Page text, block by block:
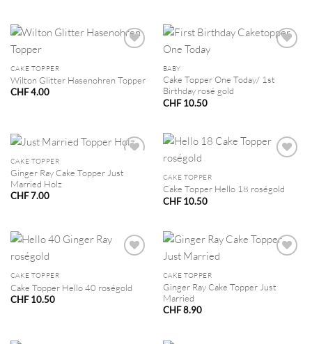
CAKE TOPPER
Wilton Glitter Hasenohren Topper
CHF4.00
BABY
Cake Topper One Today/ 1st
Birthday rosé gold
CHF10.50
CAKE TOPPER
Ginger Ray Cake Topper Just
Married Holz
CHF7.00
CAKE TOPPER
Cake Topper Hello 18 roségold
CHF10.50
CAKE TOPPER
Cake Topper Hello 40 roségold
CHF10.50
CAKE TOPPER
Ginger Ray Cake Topper Just
Married
CHF8.90